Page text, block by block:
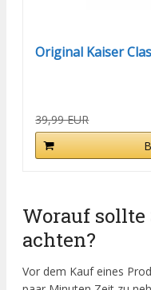
Original Kaiser
39,99 EUR
Worauf
achten?
Vor dem Kauf eines